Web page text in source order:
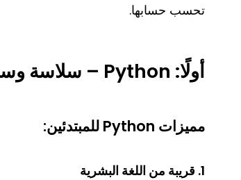
تحسب حسابها.
أولًا: Python – سلاسة وسرعة وراحة نفسية للمبتدئ
مميزات Python للمبتدئين:
1. قريبة من اللغة البشرية